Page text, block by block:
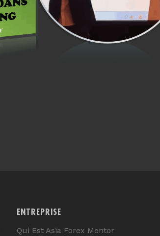
ENTREPRISE
Qui Est Asia Forex Mentor